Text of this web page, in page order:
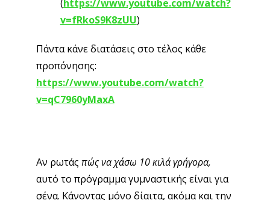
μυς είναι η βάση του μεταβολισμού, ο
μεταβολισμός σου θα επιβραδυνθεί περισσότερο
κι εσύ θα πάρεις πίσω το χαμένο βάρος και
περισσότερο, πολύ γρήγορα.
άσκησης ή διατροφής, αν δεν είσαι σίγουρη/ος
για την υγεία σου.